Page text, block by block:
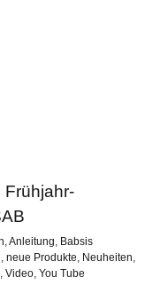
Frühjahr-
,Anleitung, Babsis
, neue Produkte, Neuheiten,
, Video, You Tube